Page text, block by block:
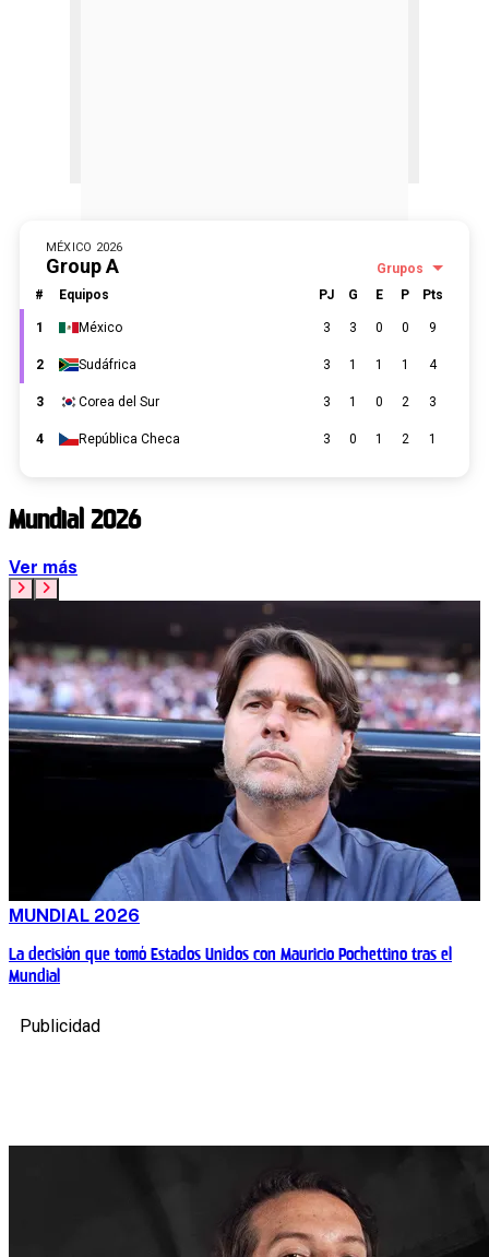
Mundial 2026
Ver más
MUNDIAL 2026
La decisión que tomó Estados Unidos con Mauricio Pochettino tras el
Mundial
Publicidad